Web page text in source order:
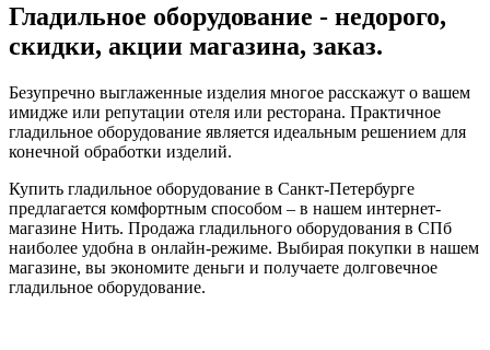
Гладильное оборудование - недорого,
скидки, акции магазина, заказ.
Безупречно выглаженные изделия многое расскажут о вашем
имидже или репутации отеля или ресторана. Практичное
гладильное оборудование является идеальным решением для
конечной обработки изделий.
Купить гладильное оборудование в Санкт-Петербурге
предлагается комфортным способом – в нашем интернет-
магазине Нить. Продажа гладильного оборудования в СПб
наиболее удобна в онлайн-режиме. Выбирая покупки в нашем
магазине, вы экономите деньги и получаете долговечное
гладильное оборудование.